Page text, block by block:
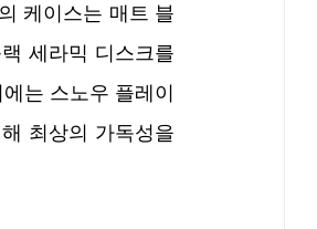
케이스는 매트 블
세라믹 디스크를
는 스노우 플레이
최상의 가독성을